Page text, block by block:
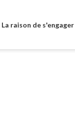
La raison de s'engager